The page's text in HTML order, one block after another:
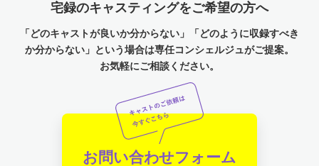
宅録のキャスティングをご希望の方へ
「どのキャストが良いか分からない」「どのように収録すべき
か分からない」という場合は専任コンシェルジュがご提案。
お気軽にご相談ください。
お問い合わせフォーム